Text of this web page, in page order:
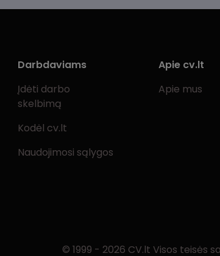
Darbdaviams
Įdėti darbo
skelbimą
Kodėl cv.lt
Naudojimosi sąlygos
Apie cv.lt
Apie mus
© 1999 - 2026 CV.lt Visos teisės